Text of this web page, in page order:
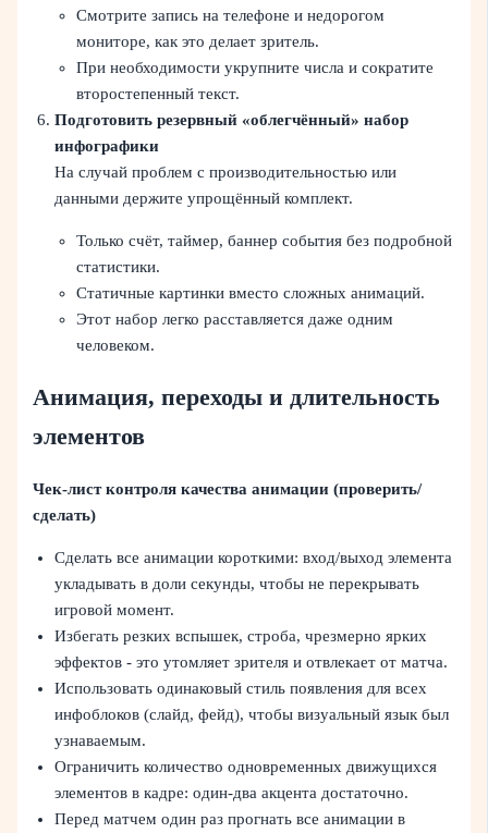
Смотрите запись на телефоне и недорогом
мониторе, как это делает зритель.
При необходимости укрупните числа и сократите
второстепенный текст.
Подготовить резервный «облегчённый» набор
инфографики
На случай проблем с производительностью или
данными держите упрощённый комплект.
Только счёт, таймер, баннер события без подробной
статистики.
Статичные картинки вместо сложных анимаций.
Этот набор легко расставляется даже одним
человеком.
Анимация, переходы и длительность
элементов
Чек‑лист контроля качества анимации (проверить/
сделать)
Сделать все анимации короткими: вход/выход элемента
укладывать в доли секунды, чтобы не перекрывать
игровой момент.
Избегать резких вспышек, строба, чрезмерно ярких
эффектов - это утомляет зрителя и отвлекает от матча.
Использовать одинаковый стиль появления для всех
инфоблоков (слайд, фейд), чтобы визуальный язык был
узнаваемым.
Ограничить количество одновременных движущихся
элементов в кадре: один‑два акцента достаточно.
Перед матчем один раз прогнать все анимации в